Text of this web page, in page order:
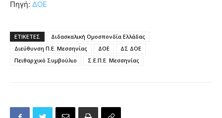
Πηγή: ΔΟΕ
ΕΤΙΚΕΤΕΣ
Διδασκαλική Ομοσπονδία Ελλάδας
Διεύθυνση Π.Ε. Μεσσηνίας
ΔΟΕ
ΔΣ ΔΟΕ
Πειθαρχικό Συμβούλιο
Σ.Ε.Π.Ε. Μεσσηνίας